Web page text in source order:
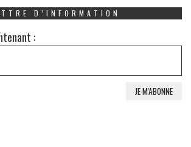
D’INFORMATION
: